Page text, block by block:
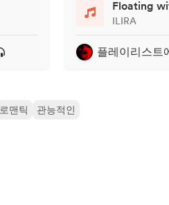
Floating
ILIRA
플레이리스트
로맨틱 관능적인